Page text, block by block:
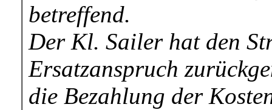
betreffend.
Der Kl. Sailer hat den
Ersatzanspruch
die Bezahlung der